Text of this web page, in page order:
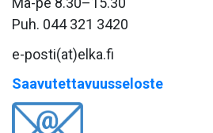
Puh. 044 321 3420
e-posti(at)elka.fi
Saavutettavuusseloste